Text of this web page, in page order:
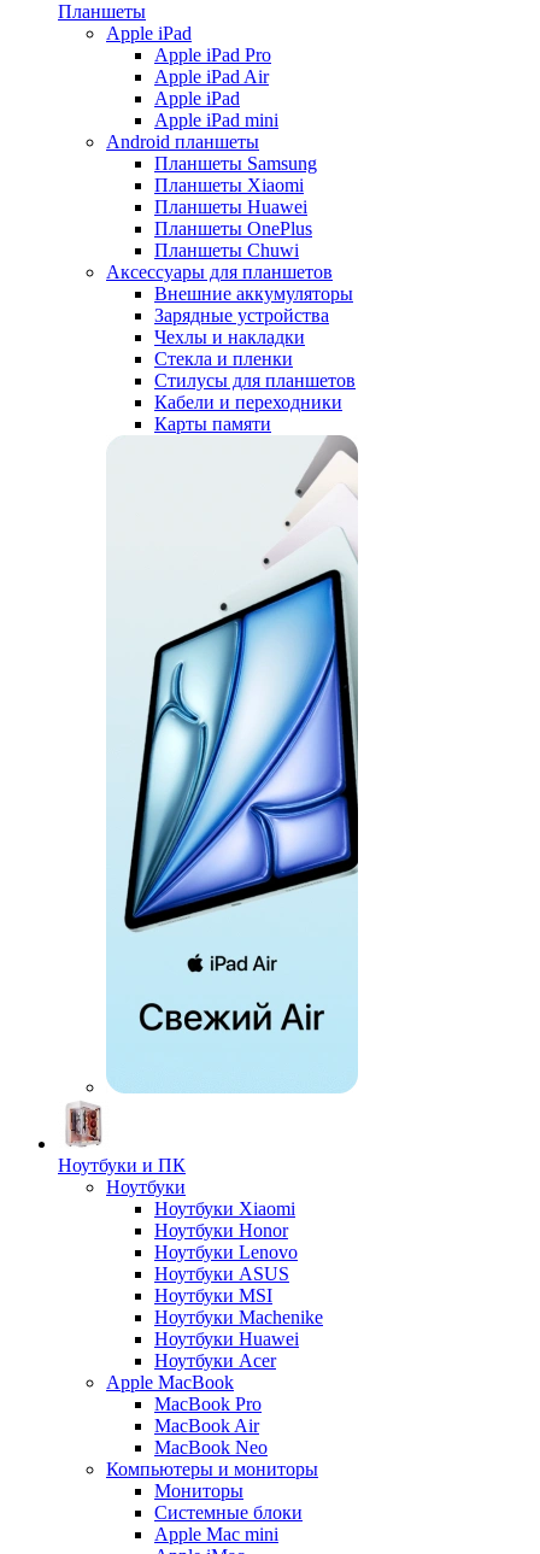
Планшеты
Apple iPad
Apple iPad Pro
Apple iPad Air
Apple iPad
Apple iPad mini
Android планшеты
Планшеты Samsung
Планшеты Xiaomi
Планшеты Huawei
Планшеты OnePlus
Планшеты Chuwi
Аксессуары для планшетов
Внешние аккумуляторы
Зарядные устройства
Чехлы и накладки
Стекла и пленки
Стилусы для планшетов
Кабели и переходники
Карты памяти
Ноутбуки и ПК
Ноутбуки
Ноутбуки Xiaomi
Ноутбуки Honor
Ноутбуки Lenovo
Ноутбуки ASUS
Ноутбуки MSI
Ноутбуки Machenike
Ноутбуки Huawei
Ноутбуки Acer
Apple MacBook
MacBook Pro
MacBook Air
MacBook Neo
Компьютеры и мониторы
Мониторы
Системные блоки
Apple Mac mini